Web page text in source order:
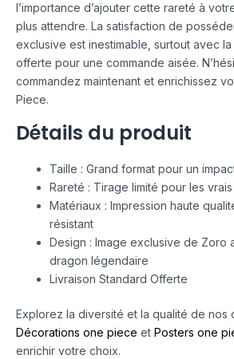
l’importance d’ajouter cette rareté à
plus attendre. La satisfaction de
exclusive est inestimable, surtout avec
offerte pour une commande aisée.
commandez maintenant et enrichissez
Piece.
Détails du produit
Taille : Grand format pour un
Rareté : Tirage limité pour les
Matériaux : Impression haute
résistant
Design : Image exclusive de Zoro
dragon légendaire
Livraison Standard Offerte
Explorez la diversité et la qualité de nos
Décorations one piece et Posters one
enrichir votre choix.